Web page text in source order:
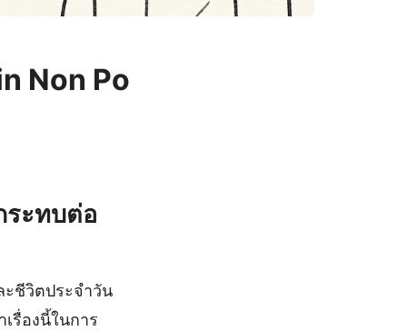
Non Po
ะทบต่อ
ชีวิตประจำวัน
รื่องนี้ในการ